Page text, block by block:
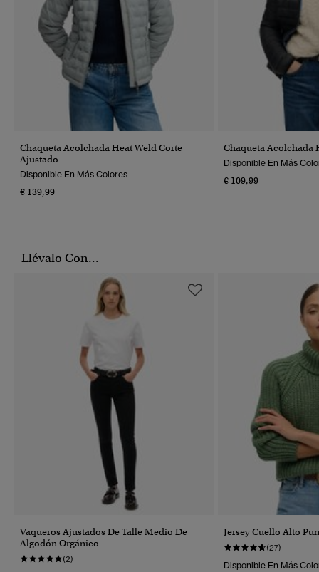
Chaqueta Acolchada Heat Weld Corte
Ajustado
Disponible En Más Colores
€ 139,99
Chaqueta Acolchada
Disponible En Más
€ 109,99
Llévalo Con...
Vaqueros Ajustados De Talle Medio De
Algodón Orgánico
(2)
Jersey Cuello Alto
(27)
Disponible En Más